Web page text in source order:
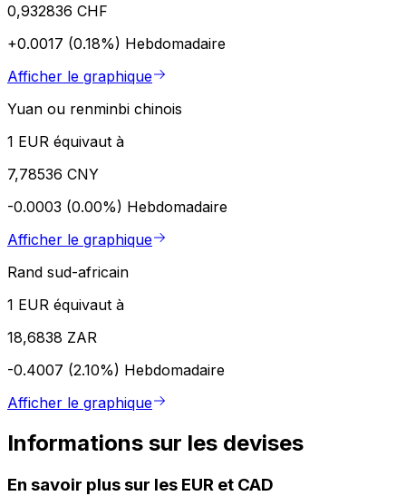
0,932836 CHF
+0.0017 (0.18%) Hebdomadaire
Afficher le graphique
Yuan ou renminbi chinois
1 EUR équivaut à
7,78536 CNY
-0.0003 (0.00%) Hebdomadaire
Afficher le graphique
Rand sud-africain
1 EUR équivaut à
18,6838 ZAR
-0.4007 (2.10%) Hebdomadaire
Afficher le graphique
Informations sur les devises
En savoir plus sur les EUR et CAD